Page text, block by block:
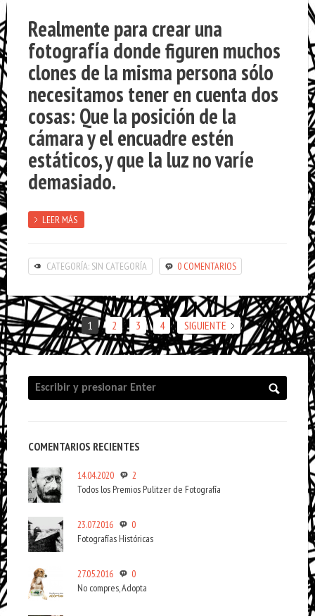
Realmente para crear una
fotografía donde figuren muchos
clones de la misma persona sólo
necesitamos tener en cuenta dos
cosas: Que la posición de la
cámara y el encuadre estén
estáticos, y que la luz no varíe
demasiado.
LEER MÁS
CATEGORÍA: SIN CATEGORÍA 0 COMENTARIOS
1 2 3 4 SIGUIENTE
COMENTARIOS RECIENTES
14.04.2020
2
Todos los Premios Pulitzer de Fotografía
23.07.2016
0
Fotografías Históricas
27.05.2016
0
No compres, Adopta